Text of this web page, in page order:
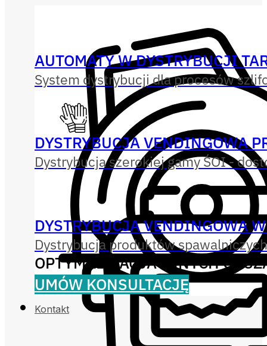
AUTOMATY W DYSTRYBUCJI
System dystrybucji dla procesów
DYSTRYBUCJA VENDINGOWA
Dystrybucja szerokiej gamy ŚOI -
DYSTRYBUCJA VENDINGOWA
Dystrybucja produktów
OPTYMALIZACJA INNYCH
UMÓW KONSULTACJĘ
Kontakt